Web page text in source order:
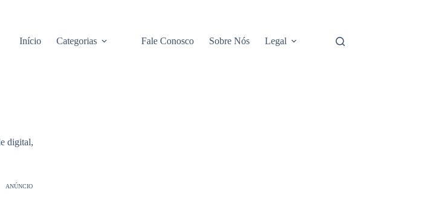
Início Categorias Fale Conosco Sobre Nós Legal
digital,
ANÚNCIO